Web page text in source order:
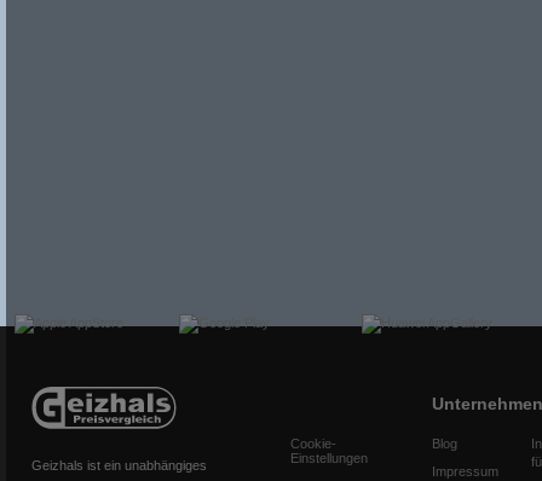
Geizhals ist ein unabhängiges
Cookie-
Einstellungen
Unternehmen
Blog
Impressum